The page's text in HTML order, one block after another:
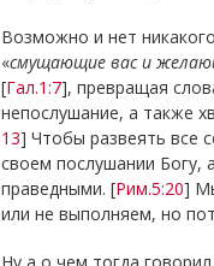
Возможно и нет
«смущающие вас и
[Гал.1:7], превращая
непослушание, а также
13] Чтобы развеять все
своем послушании Богу,
праведными. [Рим.5:20]
или не выполняем, но